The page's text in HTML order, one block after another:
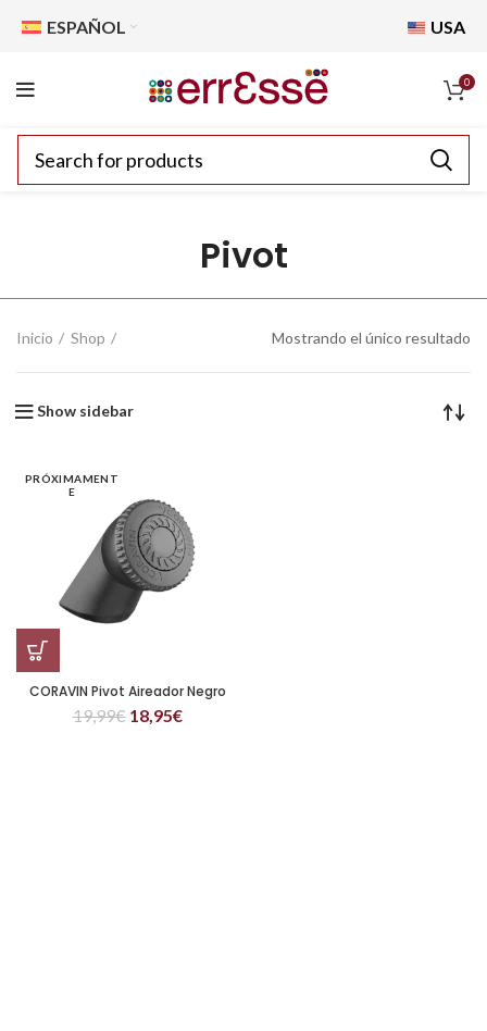
ESPAÑOL USA
0
Pivot
Inicio Shop Mostrando el único resultado
Show sidebar
PRÓXIMAMENT
E
CORAVIN Pivot Aireador Negro
19,99€ 18,95€